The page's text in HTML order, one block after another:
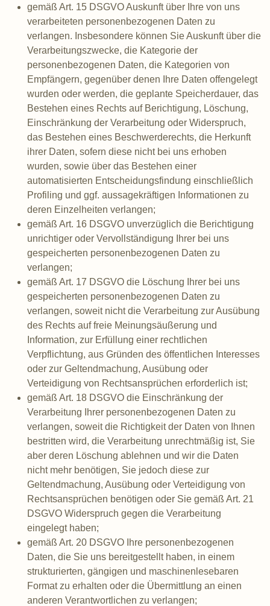
gemäß Art. 15 DSGVO Auskunft über Ihre von uns
verarbeiteten personenbezogenen Daten zu
verlangen. Insbesondere können Sie Auskunft über die
Verarbeitungszwecke, die Kategorie der
personenbezogenen Daten, die Kategorien von
Empfängern, gegenüber denen Ihre Daten offengelegt
wurden oder werden, die geplante Speicherdauer, das
Bestehen eines Rechts auf Berichtigung, Löschung,
Einschränkung der Verarbeitung oder Widerspruch,
das Bestehen eines Beschwerderechts, die Herkunft
ihrer Daten, sofern diese nicht bei uns erhoben
wurden, sowie über das Bestehen einer
automatisierten Entscheidungsfindung einschließlich
Profiling und ggf. aussagekräftigen Informationen zu
deren Einzelheiten verlangen;
gemäß Art. 16 DSGVO unverzüglich die Berichtigung
unrichtiger oder Vervollständigung Ihrer bei uns
gespeicherten personenbezogenen Daten zu
verlangen;
gemäß Art. 17 DSGVO die Löschung Ihrer bei uns
gespeicherten personenbezogenen Daten zu
verlangen, soweit nicht die Verarbeitung zur Ausübung
des Rechts auf freie Meinungsäußerung und
Information, zur Erfüllung einer rechtlichen
Verpflichtung, aus Gründen des öffentlichen Interesses
oder zur Geltendmachung, Ausübung oder
Verteidigung von Rechtsansprüchen erforderlich ist;
gemäß Art. 18 DSGVO die Einschränkung der
Verarbeitung Ihrer personenbezogenen Daten zu
verlangen, soweit die Richtigkeit der Daten von Ihnen
bestritten wird, die Verarbeitung unrechtmäßig ist, Sie
aber deren Löschung ablehnen und wir die Daten
nicht mehr benötigen, Sie jedoch diese zur
Geltendmachung, Ausübung oder Verteidigung von
Rechtsansprüchen benötigen oder Sie gemäß Art. 21
DSGVO Widerspruch gegen die Verarbeitung
eingelegt haben;
gemäß Art. 20 DSGVO Ihre personenbezogenen
Daten, die Sie uns bereitgestellt haben, in einem
strukturierten, gängigen und maschinenlesebaren
Format zu erhalten oder die Übermittlung an einen
anderen Verantwortlichen zu verlangen;